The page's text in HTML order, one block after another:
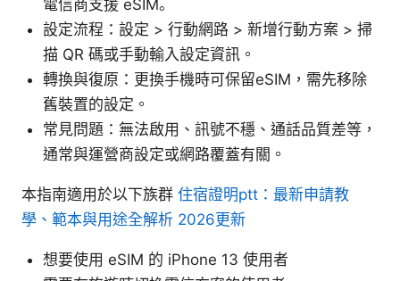
電信商支援 eSIM。
設定流程：設定 > 行動網路 > 新增行動方案 > 掃
描 QR 碼或手動輸入設定資訊。
轉換與復原：更換手機時可保留eSIM，需先移除
舊裝置的設定。
常見問題：無法啟用、訊號不穩、通話品質差等，
通常與運營商設定或網路覆蓋有關。
本指南適用於以下族群 住宿證明ptt：最新申請教
學、範本與用途全解析 2026更新
想要使用 eSIM 的 iPhone 13 使用者